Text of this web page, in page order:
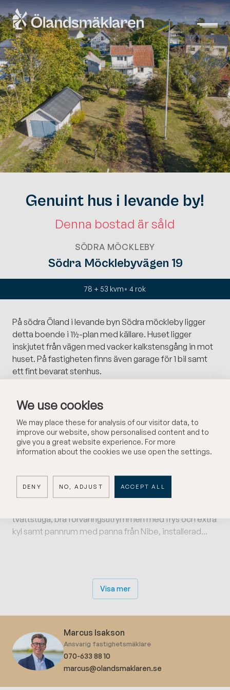
We use cookies
We may place these for analysis of our visitor data, to
improve our website, show personalised content and to
give you a great website experience. For more
information about the cookies we use open the settings.
DENY NO, ADJUST ACCEPT ALL
Genuint hus i levande by!
Denna bostad är såld
Södra Möcklebyvägen 19
SÖDRA MÖCKLEBY
78 + 53 kvm 4 rok
På södra Öland i levande byn Södra möckleby ligger
detta boende i 1½-plan med källare. Huset ligger
inskjutet från vägen med vacker kalkstensgång in mot
huset. På fastigheten finns även garage för 1 bil samt
ett fint bevarat stenhus.
årens lopp med tanke att bevara de gamla detaljerna
och den rätta känslan.
Huset disponeras på entréplan med stor hall/veranda
med matplats, ett stort sovrum, kök och sällskapsyta i
tvättstuga, bra förvaringsutrymmen med frys och extra
kyl samt pannrum med panna från Nibe, installerad...
Visa mer
Marcus Isakson
Ansvarig fastighetsmäklare
070-633 88 10
marcus@olandsmaklaren.se